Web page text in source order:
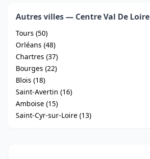
Autres villes — Centre Val De Loire
Tours (50)
Orléans (48)
Chartres (37)
Bourges (22)
Blois (18)
Saint-Avertin (16)
Amboise (15)
Saint-Cyr-sur-Loire (13)